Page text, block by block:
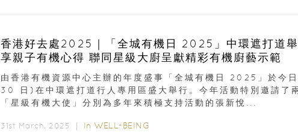
香港好去處2025｜「全城有機日 2025」中環遮打道
享親子有機心得 聯同星級大廚呈獻精彩有機廚藝示範
由香港有機資源中心主辦的年度盛事「全城有機日 2025」於今
30 日)在中環遮打道行人專用區盛大舉行。今年活動特別邀請了
「星級有機大使」分別為多年來積極支持活動的張新悅...
31st March, 2025 ｜ In WELL-BEING